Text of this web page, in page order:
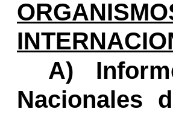
A)
Nacionales